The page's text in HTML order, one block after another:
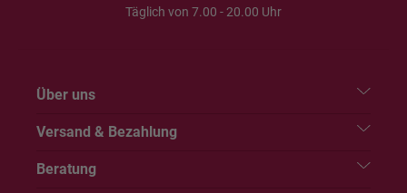
Täglich von 7.00 - 20.00 Uhr
Über uns
Versand & Bezahlung
Beratung